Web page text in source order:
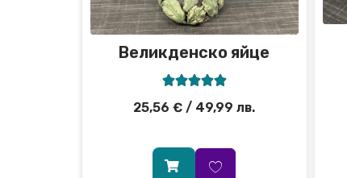
Великденско яйце

25,56€ / 49,99 лв.